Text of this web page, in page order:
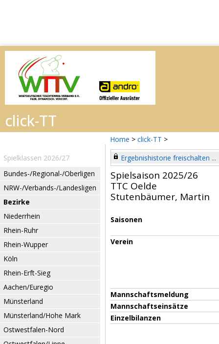
Home > click-TT >
Spielklassen 2026/27
Bundes-/Regional-/Oberligen
NRW-/Verbands-/Landesligen
Bezirke
Niederrhein
Rhein-Ruhr
Rhein-Wupper
Köln
Rhein-Erft-Sieg
Aachen/Euregio
Münsterland
Münsterland/Hohe Mark
Ostwestfalen-Nord
Ergebnishistorie freischalten ...
Spielsaison 2025/26
TTC Oelde
Stutenbäumer, Martin
Saisonen
Verein
Mannschaftsmeldung
Mannschaftseinsätze
Einzelbilanzen